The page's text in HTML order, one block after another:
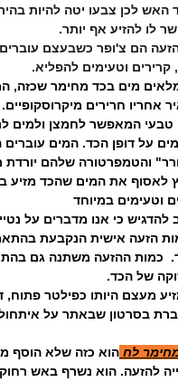
האש לכן צבעו יטה להיות
לו להזיע אף יותר.
הם צ'ופר כשבעצם
קרירים וטעימים להפליא.
מים בכד מחימר שכזה,
אחריו חרירים
טבעי המאפשר לחמצן ולמים
על דופן הכד. המים
והטמפרטורה שלהם
לאסוף את המים שהכד מזיע
וטעימים במיוחד
להדגיש כי אנו מדברים על
הזעה אישית הנקבעת
כמות ההזעה משתנה גם
של הכד.
מעצם היותו כפילטר פתוח,
בסרטון שבאתר על
לח הוא כזה שלא הוסף
להזעה. הוא נשרף באש